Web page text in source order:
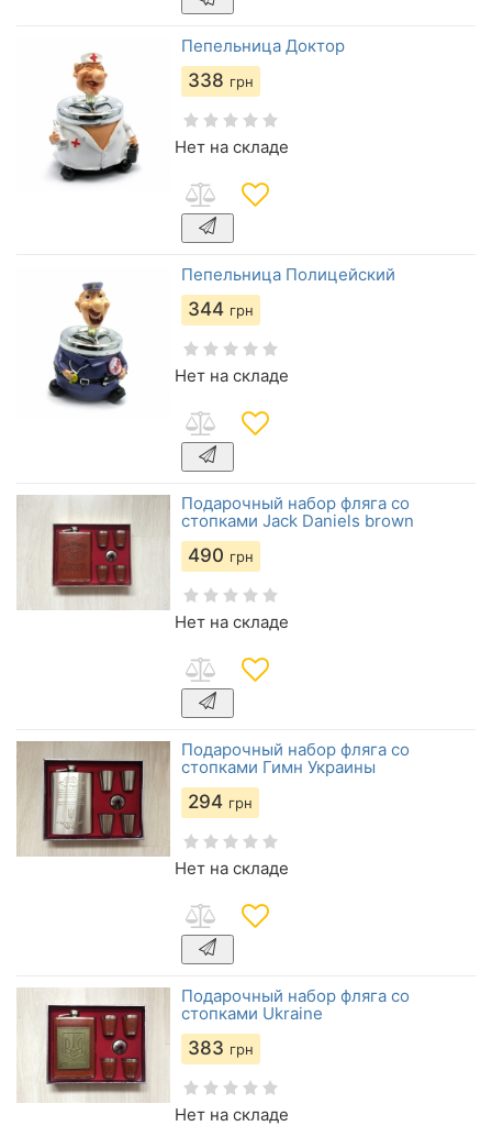
Пепельница Доктор
338 грн
Нет на складе
Пепельница Полицейский
344 грн
Нет на складе
Подарочный набор фляга со
стопками Jack Daniels brown
490 грн
Нет на складе
Подарочный набор фляга со
стопками Гимн Украины
294 грн
Нет на складе
Подарочный набор фляга со
стопками Ukraine
383 грн
Нет на складе